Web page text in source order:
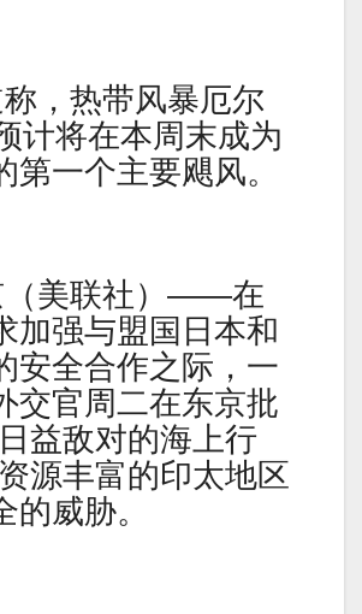
，热带风暴厄尔
计将在本周末成为
第一个主要飓风。
（美联社）——在
加强与盟国日本和
安全合作之际，一
交官周二在东京批
益敌对的海上行
源丰富的印太地区
的威胁。